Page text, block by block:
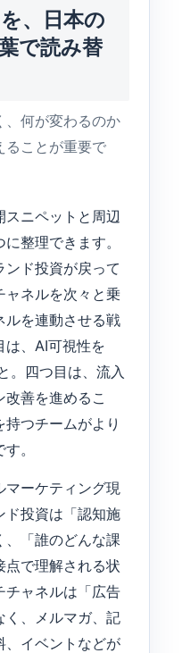
、日本の
で読み替
、何が変わるのか
ることが重要で
ニペットと周辺
整理できます。
ド投資が戻って
ャネルを次々と乗
ルを連動させる戦
は、AI可視性を
。四つ目は、流入
善を進めるこ
つチームがより
。
マーケティング現
ド投資は「認知施
、「誰のどんな課
点で理解される状
チャネルは「広告
く、メルマガ、記
、イベントなどが